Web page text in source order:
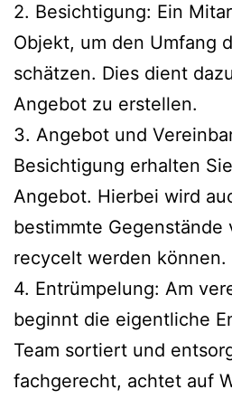
2. Besichtigung: Ein
Objekt, um den Umfang
schätzen. Dies dient
Angebot zu erstellen.
3. Angebot und
Besichtigung erhalten
Angebot. Hierbei wird
bestimmte Gegenstände
recycelt werden können.
4. Entrümpelung: Am
beginnt die eigentliche
Team sortiert und
fachgerecht, achtet auf